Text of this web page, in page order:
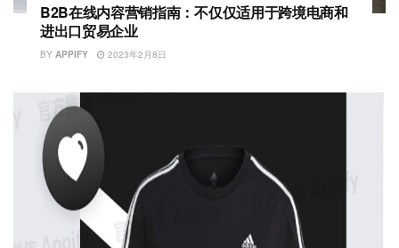
B2B在线内容营销指南：不仅仅适用于跨境电商和
进出口贸易企业
BY APPIFY 2023年2月8日